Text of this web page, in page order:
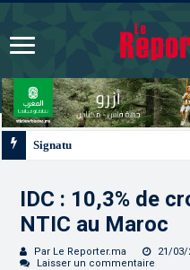
Signature à Santiago d’un
IDC : 10,3% de
NTIC au Maroc
Par Le Reporter.ma 21/03/
Laisser un commentaire